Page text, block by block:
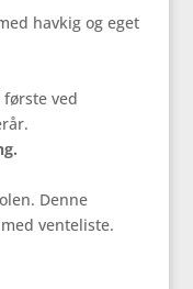
havkig og eget
ved
Denne
venteliste.